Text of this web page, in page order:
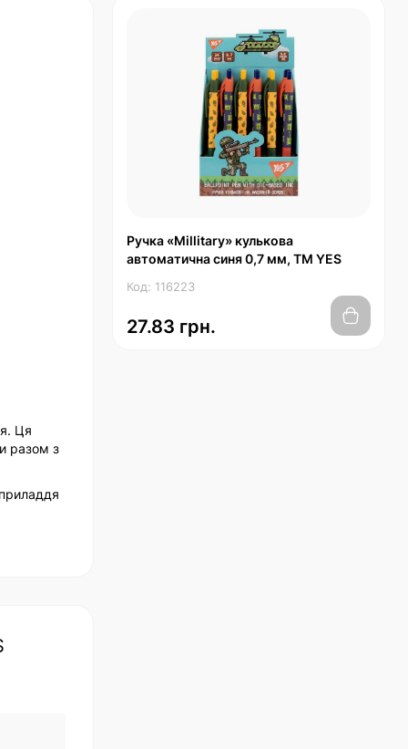
Ця
разом з
Ручка «Millitary» кулькова
автоматична синя 0,7 мм, ТМ YES
Код: 116223
27.83 грн.